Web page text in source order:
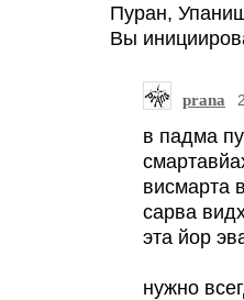
Пуран,
Вы
prana
в падма
висмарта
сарва
эта йор
нужно